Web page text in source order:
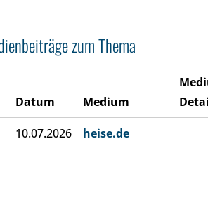
zum Thema
Datum Medium
10.07.2026 heise.de